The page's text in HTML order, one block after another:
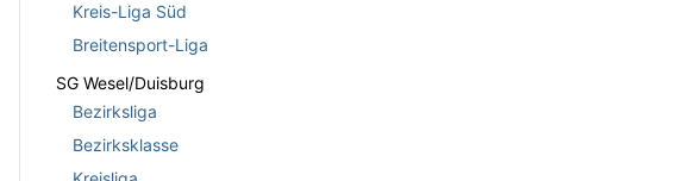
Kreis-Liga Süd
Breitensport-Liga
SG Wesel/Duisburg
Bezirksliga
Bezirksklasse